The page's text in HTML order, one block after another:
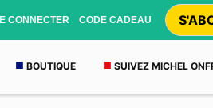
CONNECTER CODE CADEAU
BOUTIQUE SUIVEZ MICHEL